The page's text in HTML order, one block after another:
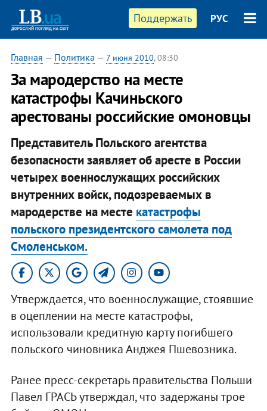
Поддержать РУС
Главная — Политика — 7 июня 2010, 08:30
За мародерство на месте
катастрофы Качиньского
арестованы российские омоновцы
Представитель Польского агентства
безопасности заявляет об аресте в России
четырех военнослужащих российских
внутренних войск, подозреваемых в
мародерстве на месте катастрофы
польского президентского самолета под
Смоленськом.
Утверждается, что военнослужащие, стоявшие
в оцеплении на месте катастрофы,
использовали кредитную карту погибшего
польского чиновника Анджея Пшевозника.
Ранее пресс-секретарь правительства Польши
Павел ГРАСЬ утверждал, что задержаны трое